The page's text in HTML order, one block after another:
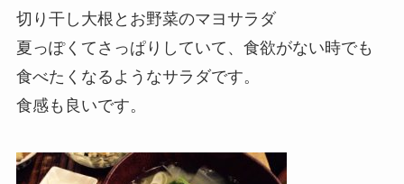
切り干し大根とお野菜のマヨサラダ
夏っぽくてさっぱりしていて、食欲がない時でも
食べたくなるようなサラダです。
食感も良いです。